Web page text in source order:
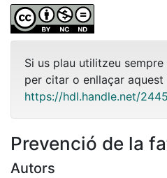
Si us plau utilitzeu
per citar o enllaçar
https://hdl.handle.net/
Prevenció de la
Autors